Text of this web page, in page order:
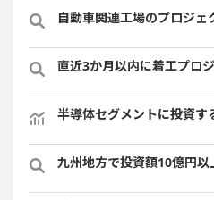
自動車関連工場のプロジェ
直近3か月以内に着工プロ
半導体セグメントに投資す
九州地方で投資額10億円以